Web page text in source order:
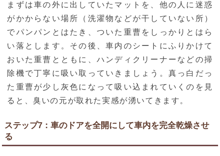
まずは車の外に出していたマットを、他の人に迷惑
がかからない場所（洗濯物などが干していない所）
でパンパンとはたき、ついた重曹をしっかりとはら
い落とします。その後、車内のシートにふりかけて
おいた重曹とともに、ハンディクリーナーなどの掃
除機で丁寧に吸い取っていきましょう。真っ白だっ
た重曹が少し灰色になって吸い込まれていくのを見
ると、臭いの元が取れた実感が湧いてきます。
ステップ7：車のドアを全開にして車内を完全乾燥させ
る